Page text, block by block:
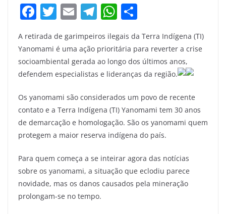
F
c
e
b
o
o
k
T
w
itt
er
E
ai
l
T
el
e
gr
a
m
W
h
at
s
A
p
p
ar
e
A retirada de garimpeiros ilegais da Terra Indígena (TI)
Yanomami é uma ação prioritária para reverter a crise
socioambiental gerada ao longo dos últimos anos,
defendem especialistas e lideranças da região.
Os yanomami são considerados um povo de recente
contato e a Terra Indígena (TI) Yanomami tem 30 anos
de demarcação e homologação. São os yanomami quem
protegem a maior reserva indígena do país.
Para quem começa a se inteirar agora das notícias
sobre os yanomami, a situação que eclodiu parece
novidade, mas os danos causados pela mineração
prolongam-se no tempo.